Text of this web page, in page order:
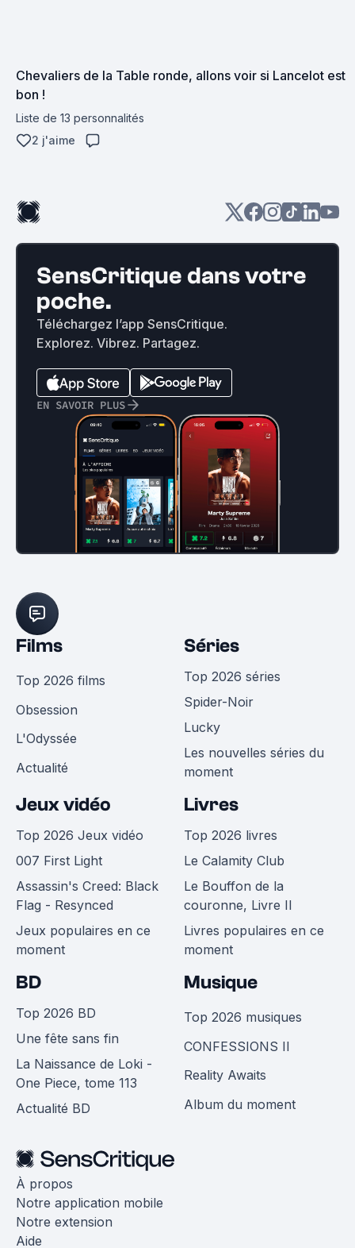
Chevaliers de la Table ronde, allons voir si Lancelot est
bon !
Liste de 13 personnalités
2 j'aime
SensCritique dans votre
poche.
Téléchargez l’app SensCritique.
Explorez. Vibrez. Partagez.
EN SAVOIR PLUS
Films
Top 2026 films
Obsession
L'Odyssée
Actualité
Séries
Top 2026 séries
Spider-Noir
Lucky
Les nouvelles séries du
moment
Jeux vidéo
Top 2026 Jeux vidéo
007 First Light
Assassin's Creed: Black
Flag - Resynced
Jeux populaires en ce
moment
Livres
Top 2026 livres
Le Calamity Club
Le Bouffon de la
couronne, Livre II
Livres populaires en ce
moment
BD
Top 2026 BD
Une fête sans fin
La Naissance de Loki -
One Piece, tome 113
Actualité BD
Musique
Top 2026 musiques
CONFESSIONS II
Reality Awaits
Album du moment
À propos
Notre application mobile
Notre extension
Aide